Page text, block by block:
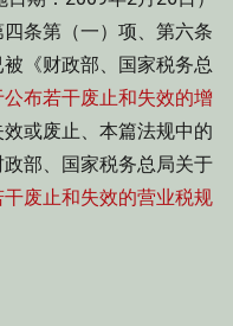
条第（一）项、第六条
《财政部、国家税务总
布若干废止和失效的增
或废止、本篇法规中的
部、国家税务总局关于
废止和失效的营业税规